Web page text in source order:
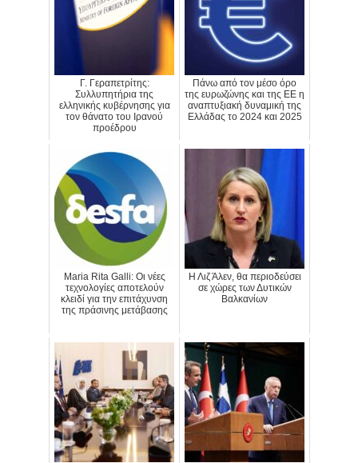
Γ. Γεραπετρίτης:
Συλλυπητήρια της
ελληνικής κυβέρνησης για
τον θάνατο του Ιρανού
προέδρου
Πάνω από τον μέσο όρο
της ευρωζώνης και της ΕΕ η
αναπτυξιακή δυναμική της
Ελλάδας το 2024 και 2025
Maria Rita Galli: Οι νέες
τεχνολογίες αποτελούν
κλειδί για την επιτάχυνση
της πράσινης μετάβασης
Η Λιζ Άλεν, θα περιοδεύσει
σε χώρες των Δυτικών
Βαλκανίων